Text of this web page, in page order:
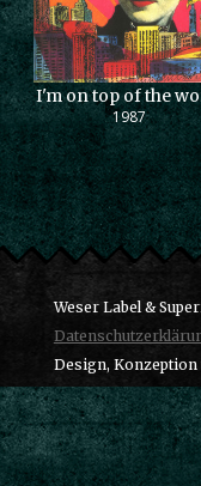
I'm on top of the
1987
Weser Label &
Design,